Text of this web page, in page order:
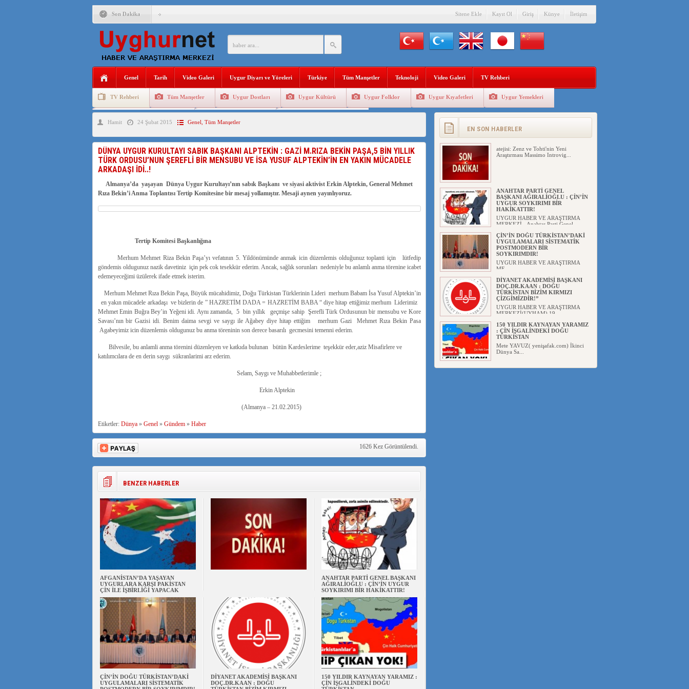
Son Dakika
ANAHTAR PARTİ GENEL BAŞKANI AĞIRALİOĞLU : ÇİN’İN UYGUR SOYKIRIMI BİR HAKİKATTIR!
ÇİN’İN DOĞU TÜRKİSTAN’DAKİ UYGULAMALARI SİSTEMATİK POSTMODERN BİR SOYKIRIMDIR!
DİYANET AKADEMİSİ BAŞKANI DOÇ.DR.KAAN : DOĞU TÜRKİSTAN BİZİM KIRMIZI ÇİZGİMİZDİR!”
150 YILDIR KAYNAYAN YARAMIZ : ÇİN İŞGALİNDEKİ DOĞU TÜRKİSTAN
MHP’DEN URUMÇİ KATLİAMI MESAJİ : 05.07.2009 URUMÇİ ŞEHİTLERİNİ RAHMETLE ANIYORUZ
ÇİN’İN ANKARA BÜYÜKELÇİSİ JİANG’İN TRABZON ZİYARETİ
İŞGALCİ ÇİN’DEN “FETİHLER SULTANI MEHMET”DİZİSİNE GARİP SANSÜR VE HADSIZ İHTAR
Sitene Ekle Kayıt Ol Giriş Künye İletişim
Genel Tarih Video Galeri Uygur Diyarı ve Yöreleri Türkiye Tüm Manşetler Teknoloji Video Galeri TV Rehberi
TV Rehberi Tüm Manşetler Uygur Dostları Uygur Kültürü Uygur Folklor Uygur Kıyafetleri Uygur Yemekleri
Uygurlarda Düğün ve Cenaze
Hamit 24 Şubat 2015 Genel Tüm Manşetler
DÜNYA UYGUR KURULTAYI SABIK BAŞKANI ALPTEKİN : GAZİ M.RIZA BEKİN PAŞA,5 BİN YILLIK
TÜRK ORDUSU’NUN ŞEREFLİ BİR MENSUBU VE İSA YUSUF ALPTEKİN’İN EN YAKIN MÜCADELE
ARKADAŞI İDİ..!
Almanya’da yaşayan Dünya Uygur Kurultayı’nın sabık Başkanı ve siyasi aktivist Erkin Alptekin, General Mehmet
Rıza Bekin’i Anma Toplantısı Tertip Komitesine bir mesaj yollamıştır. Mesaji aynen yayınlıyoruz.
Tertip Komitesi Başkanlığına
Merhum Mehmet Riza Bekin Paşa’yı vefatının 5. Yildönümünde anmak icin düzenlemis olduğunuz toplanti için lütfedip
göndemis oldugunuz nazik davetiniz için pek cok tesekkür ederim. Ancak, sağlık sorunları nedeniyle bu anlamlı anma törenine icabet
edemeyeceğimi üzülerek ifade etmek isterim.
Merhum Mehmet Rıza Bekin Paşa, Büyük mücahidimiz, Doğu Türkistan Türklerinin Lideri merhum Babam İsa Yusuf Alptekin’in
en yakın mücadele arkadaşı ve bizlerin de ” HAZRETİM DADA = HAZRETİM BABA “ diye hitap ettiğimiz merhum Liderimiz
Mehmet Emin Buğra Bey’in Yeğeni idi. Aynı zamanda, 5 bin yıllık geçmişe sahip Şerefli Türk Ordusunun bir mensubu ve Kore
Savası’nın bir Gazisi idi. Benim daima sevgi ve saygı ile Ağabey diye hitap ettiğim merhum Gazi Mehmet Rıza Bekin Pasa
Agabeyimiz icin düzenlemis oldugunuz bu anma töreninin son derece basarılı gecmesini temenni ederim.
Bilvesile, bu anlamli anma törenini düzenleyen ve katkıda bulunan bütün Kardeslerime teşekkür eder,aziz Misafirlere ve
katılımcılara de en derin saygı sükranlarimi arz ederim.
Selam, Saygı ve Muhabbetlerimle ;
Erkin Alptekin
(Almanya – 21.02.2015)
Etiketler: Dünya» Genel» Gündem» Haber
1626 Kez Görüntülendi.
BENZER HABERLER
AFGANİSTAN’DA YAŞAYAN
UYGURLARA KARŞI PAKİSTAN
ÇİN İLE İŞBİRLİĞİ YAPACAK
ANAHTAR PARTİ GENEL BAŞKANI
AĞIRALİOĞLU : ÇİN’İN UYGUR
SOYKIRIMI BİR HAKİKATTIR!
ÇİN’İN DOĞU TÜRKİSTAN’DAKİ
UYGULAMALARI SİSTEMATİK
DİYANET AKADEMİSİ BAŞKANI
DOÇ.DR.KAAN : DOĞU
150 YILDIR KAYNAYAN YARAMIZ :
ÇİN İŞGALİNDEKİ DOĞU
EN SON HABERLER
AFGANİSTAN’DA YAŞAYAN
UYGURLARA KARŞI PAKİSTAN
ÇİN İLE İŞBİRLİĞİ YAPACAK
MERKEZİ(UYHAM) İşgalci Ç...
atejisi: Zenz ve Tohti'nin Yeni
Araştırması Massimo Introvig...
ANAHTAR PARTİ GENEL
BAŞKANI AĞIRALİOĞLU : ÇİN’İN
UYGUR SOYKIRIMI BİR
HAKİKATTIR!
UYGUR HABER VE ARAŞTIRMA
MERKEZİ Anahtar Parti Genel
ÇİN’İN DOĞU TÜRKİSTAN’DAKİ
UYGULAMALARI SİSTEMATİK
POSTMODERN BİR
SOYKIRIMDIR!
UYGUR HABER VE ARAŞTIRMA
ME...
DİYANET AKADEMİSİ BAŞKANI
DOÇ.DR.KAAN : DOĞU
TÜRKİSTAN BİZİM KIRMIZI
ÇİZGİMİZDİR!”
UYGUR HABER VE ARAŞTIRMA
MERKEZİ(UYHAM) 19...
150 YILDIR KAYNAYAN YARAMIZ
: ÇİN İŞGALİNDEKİ DOĞU
TÜRKİSTAN
Mete YAVUZ( yenişafak.com) İkinci
Dünya Sa...
ÇİN’İN UYGUR POLİTİKALARINI